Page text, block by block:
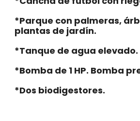
*Parque con palmeras,
plantas de jardín.
*Tanque de agua elevado.
*Bomba de 1 HP. Bomba
*Dos biodigestores.